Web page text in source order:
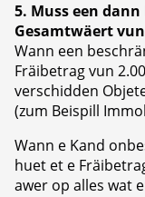
5. Muss een
Gesamtwäert
Wann een
Fräibetrag vun
verschidden
(zum Beispill
Wann e Kand
huet et e
awer op alles wat